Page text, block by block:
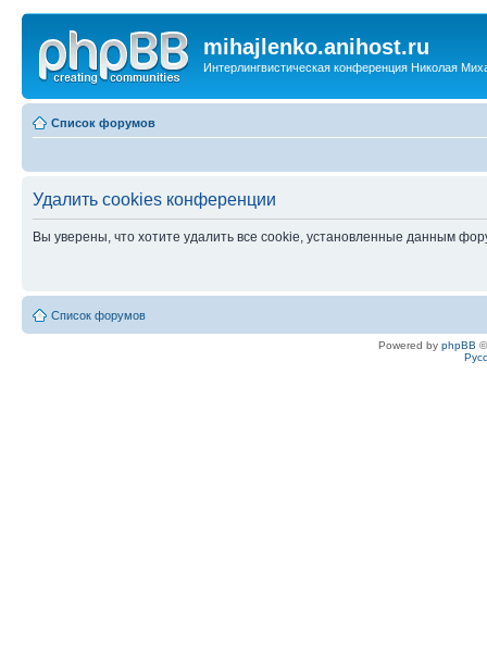
mihajlenko.anihost.ru
Интерлингвистическая конференция Николая
Список форумов
Удалить cookies конференции
Вы уверены, что хотите удалить все cookie, установленные данным
Список форумов
Powered by phpBB